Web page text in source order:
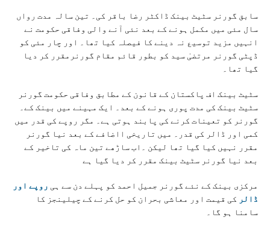
سابق گورنر سٹیٹ بینک ڈاکٹر رضا باقر کی۔ تین سالہ مدت رواں
سال مئی میں مکمل ہونے کے بعد نئی آنے والی وفاقی حکومت نے
انہیں مزید توسیع نہ دینے کا فیصلہ کیا تھا۔ اور چار مئی کو
ڈپٹی گورنر مرتضیٰ سید کو بطور قائم مقام گورنرمقرر کر دیا
گیا تھا۔
سٹیٹ بینک اف پاکستان کے قانون کے مطابق وفاقی حکومت گورنر
سٹیٹ بینک کی مدت پوری ہونے کے بعد۔ ایک مہینے میں بینک کے۔
گورنر کو تعینات کرنے کی پابند ہوتی ہے۔ مگر روپے کی قدر میں
کمی اور ڈالر کی قدر۔ میں تاریخی ااضافے کے بعد نیا گورنر
مقرر نہیں کیا گیا تھا لیکن ۔اب ساڑھے تین ماہ کی تاخیر کے
بعد نیا گورنر سٹیٹ بینک مقرر کر دیا گیا ہے
مرکزی بینک کے نئے گورنر جمیل احمد کو پہلے دن سے ہی روپے اور
ڈالر کی قیمت اور معاشی بحران کو حل کرنے کے چیلینجز کا
سامنا ہو گا۔